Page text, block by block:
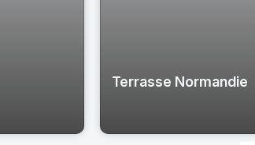
Terrasse Normandie